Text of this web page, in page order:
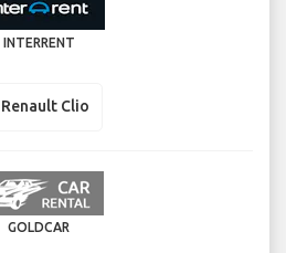
INTERRENT
Renault Clio
GOLDCAR